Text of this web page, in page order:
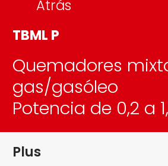
Atrás
TBML P
Quemadores
gas/gasóleo
Potencia de 0,2 a
Plus